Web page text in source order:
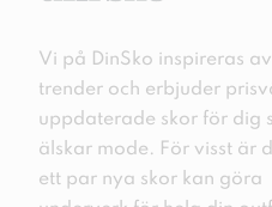
Vi på DinSko inspireras
trender och erbjuder
uppdaterade skor för dig
älskar mode. För visst är
ett par nya skor kan göra